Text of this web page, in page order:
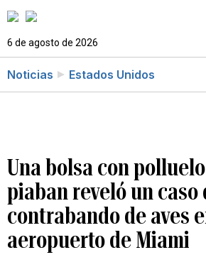
6 de agosto de 2026
Noticias Estados Unidos
Una bolsa con
piaban reveló un caso
contrabando de aves
aeropuerto de Miami